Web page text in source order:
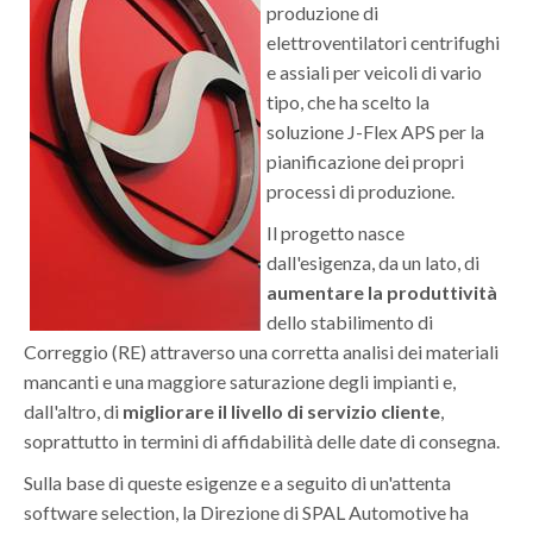
produzione di
elettroventilatori centrifughi
e assiali per veicoli di vario
tipo, che ha scelto la
soluzione J-Flex APS per la
pianificazione dei propri
processi di produzione.
Il progetto nasce
dall'esigenza, da un lato, di
aumentare la produttività
dello stabilimento di
Correggio (RE) attraverso una corretta analisi dei materiali
mancanti e una maggiore saturazione degli impianti e,
dall'altro, di migliorare il livello di servizio cliente,
soprattutto in termini di affidabilità delle date di consegna.
Sulla base di queste esigenze e a seguito di un'attenta
software selection, la Direzione di SPAL Automotive ha